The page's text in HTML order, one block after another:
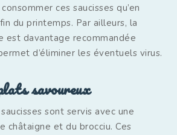
ces saucisses qu’en
du printemps. Par ailleurs, la
est davantage recommandée
d’éliminer les éventuels virus.
savoureux
sont servis avec une
châtaigne et du brocciu. Ces